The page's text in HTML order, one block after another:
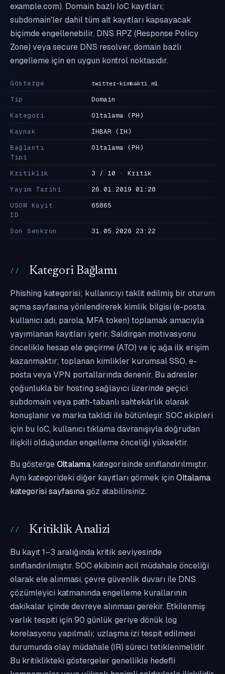
example.com). Domain bazlı IoC kayıtları;
subdomain'ler dahil tüm alt kayıtları kapsayacak
biçimde engellenebilir. DNS RPZ (Response Policy
Zone) veya secure DNS resolver, domain bazlı
engelleme için en uygun kontrol noktasıdır.
Gösterge twitter-kimbakti.ml
Tip
Domain
Kategori
Oltalama (PH)
Kaynak
İHBAR (IH)
Bağlantı
Tipi
Oltalama (PH)
Kritiklik
3 / 10 · Kritik
Yayım Tarihi
26.01.2019 01:28
USOM Kayıt
ID
65865
Son Senkron 31.05.2026 23:22
Kategori Bağlamı
Phishing kategorisi; kullanıcıyı taklit edilmiş bir oturum
açma sayfasına yönlendirerek kimlik bilgisi (e-posta,
kullanıcı adı, parola, MFA token) toplamak amacıyla
yayımlanan kayıtları içerir. Saldırgan motivasyonu
öncelikle hesap ele geçirme (ATO) ve iç ağa ilk erişim
kazanmaktır; toplanan kimlikler kurumsal SSO, e-
posta veya VPN portallarında denenir. Bu adresler
çoğunlukla bir hosting sağlayıcı üzerinde geçici
subdomain veya path-tabanlı sahtekârlık olarak
konuşlanır ve marka taklidi ile bütünleşir. SOC ekipleri
için bu IoC, kullanıcı tıklama davranışıyla doğrudan
ilişkili olduğundan engelleme önceliği yüksektir.
Bu gösterge Oltalama kategorisinde sınıflandırılmıştır.
Aynı kategorideki diğer kayıtları görmek için Oltalama
kategorisi sayfasınagöz atabilirsiniz.
Kritiklik Analizi
Bu kayıt 1–3 aralığında kritik seviyesinde
sınıflandırılmıştır. SOC ekibinin acil müdahale önceliği
olarak ele alınması, çevre güvenlik duvarı ile DNS
çözümleyici katmanında engelleme kurallarının
dakikalar içinde devreye alınması gerekir. Etkilenmiş
varlık tespiti için 90 günlük geriye dönük log
korelasyonu yapılmalı; uzlaşma izi tespit edilmesi
durumunda olay müdahale (IR) süreci tetiklenmelidir.
Bu kritiklikteki göstergeler genellikle hedefli